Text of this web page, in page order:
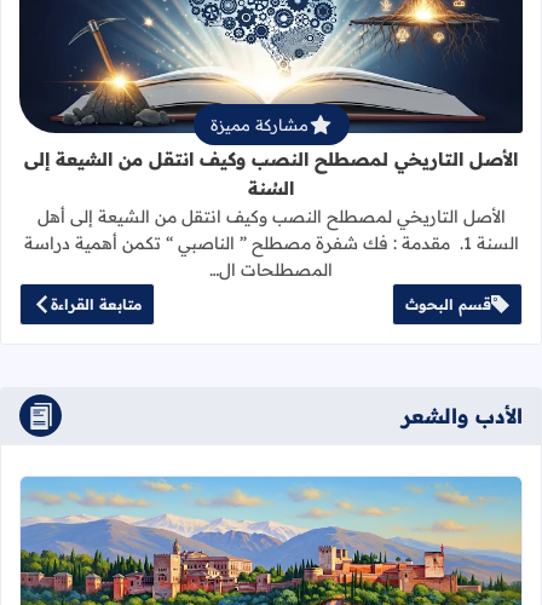
قراءة المزيد عن الأصل التاريخي
مشاركة مميزة
الأصل التاريخي لمصطلح النصب وكيف انتقل من الشيعة إلى
السُنة
الأصل التاريخي لمصطلح النصب وكيف انتقل من الشيعة إلى أهل
السنة 1. مقدمة : فك شفرة مصطلح ” الناصبي “ تكمن أهمية دراسة
المصطلحات ال…
قسم البحوث متابعة القراءة
الأدب والشعر